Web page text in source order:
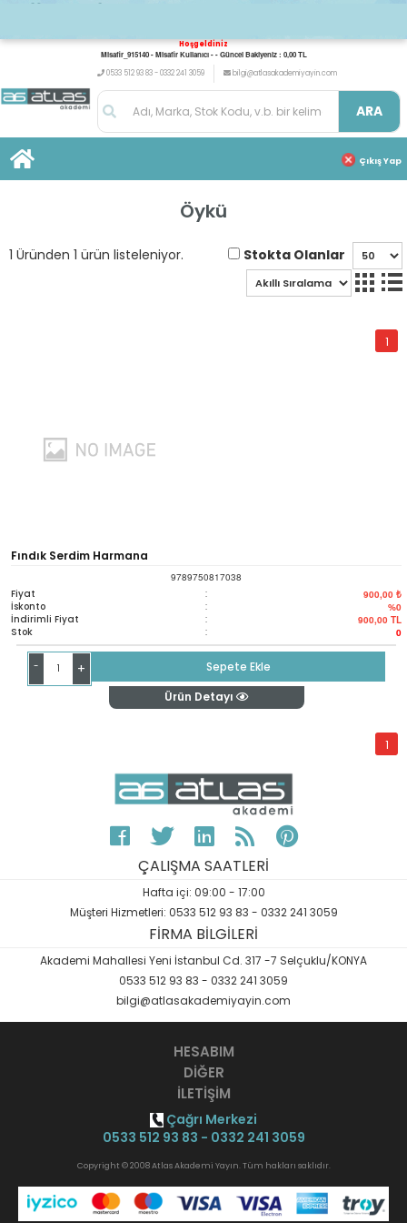
Hoşgeldiniz
Misafir_915140 - Misafir Kullanıcı - - Güncel Bakiyeniz : 0,00 TL
0533 512 93 83 - 0332 241 3059
bilgi@atlasakademiyayin.com
ARA
Çıkış Yap
Öykü
1 Üründen 1 ürün listeleniyor. Stokta Olanlar
1
Fındık Serdim Harmana
9789750817038
Fiyat : 900,00 ₺
İskonto : %0
İndirimli Fiyat : 900,00 TL
Stok : 0
- +
Sepete Ekle
Ürün Detayı
1
ÇALIŞMA SAATLERİ
Hafta içi: 09:00 - 17:00
Müşteri Hizmetleri: 0533 512 93 83 - 0332 241 3059
FİRMA BİLGİLERİ
Akademi Mahallesi Yeni İstanbul Cd. 317 -7 Selçuklu/KONYA
0533 512 93 83 - 0332 241 3059
bilgi@atlasakademiyayin.com
HESABIM
DİĞER
İLETİŞİM
Çağrı Merkezi
0533 512 93 83 - 0332 241 3059
Copyright © 2008 Atlas Akademi Yayın. Tüm hakları saklıdır.